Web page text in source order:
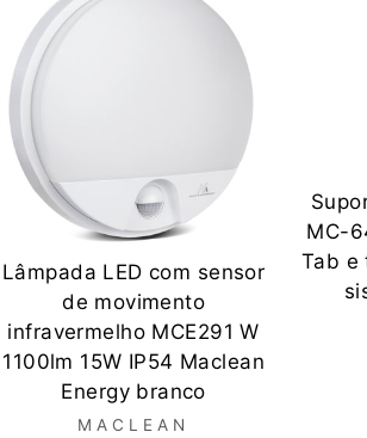
Lâmpada LED com sensor
de movimento
infravermelho MCE291 W
1100lm 15W IP54 Maclean
Energy branco
MACLEAN
MC-
Tab e